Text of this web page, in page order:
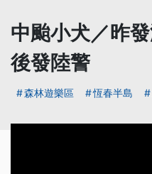
中颱小犬／昨
後發陸警
森林遊樂區 恆春半島